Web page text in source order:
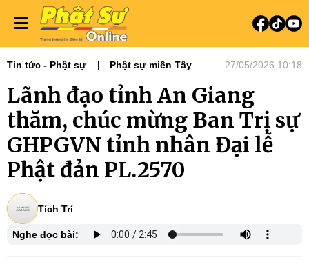
Tin tức - Phật sự Phật sự miền Tây 27/05/2026 10:18
Lãnh đạo tỉnh An Giang
thăm, chúc mừng Ban Trị sự
GHPGVN tỉnh nhân Đại lễ
Phật đản PL.2570
Tích Trí
Nghe đọc bài: